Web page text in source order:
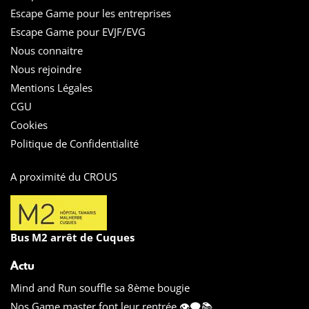
Escape Game pour les entreprises
Escape Game pour EVJF/EVG
Nous connaitre
Nous rejoindre
Mentions Légales
CGU
Cookies
Politique de Confidentialité
A proximité du CROUS
Bus M2 arrêt de Cuques
Actu
Mind and Run souffle sa 8ème bougie
Nos Game master font leur rentrée 👁️‍🗨️📚